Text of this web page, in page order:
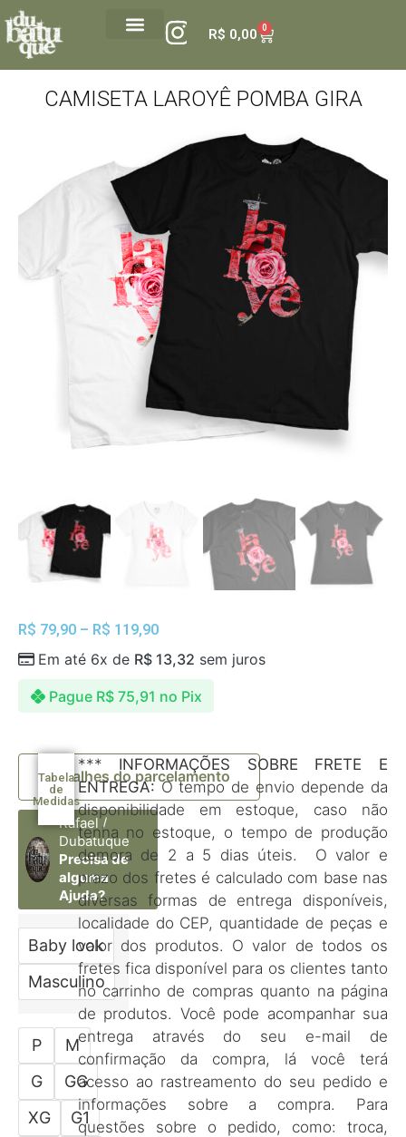
R$ 0,00 0
CAMISETA LAROYÊ POMBA GIRA
R$ 79,90 – R$ 119,90
Pague R$75,91 no Pix
Em até 6x de R$ 13,32 sem juros
Detalhes do parcelamento
Rafael /
Dubatuque
Precisa de
alguma
Ajuda?
Baby look
Masculino
P
M
G
GG
XG
G1
Tabela
de
Medidas
*** INFORMAÇÕES SOBRE FRETE E
ENTREGA:O tempo de envio depende da
disponibilidade em estoque, caso não
tenha no estoque, o tempo de produção
demora de 2 a 5 dias úteis. O valor e
prazo dos fretes é calculado com base nas
diversas formas de entrega disponíveis,
localidade do CEP, quantidade de peças e
valor dos produtos. O valor de todos os
fretes fica disponível para os clientes tanto
no carrinho de compras quanto na página
de produtos. Você pode acompanhar sua
entrega através do seu e-mail de
confirmação da compra, lá você terá
acesso ao rastreamento do seu pedido e
informações sobre a compra. Para
questões sobre o pedido, como: troca,